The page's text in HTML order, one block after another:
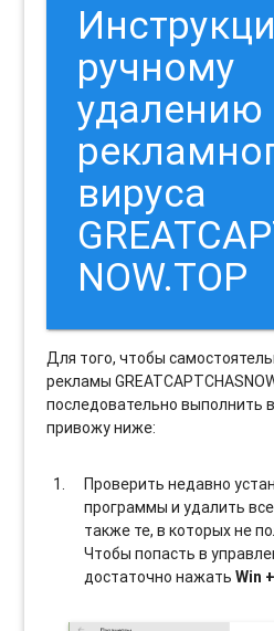
ручному
удалению
вируса
NOW.TOP
Для того, чтобы
рекламы
последовательно выполнить
привожу ниже:
Проверить недавно
программы и удалить
также те, в которых не
Чтобы попасть в
достаточно нажатьWin